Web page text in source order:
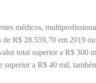
médicos,
de R$ 28.559,70 em 2019
total superior a R$ 300
superior a R$ 40 mil,